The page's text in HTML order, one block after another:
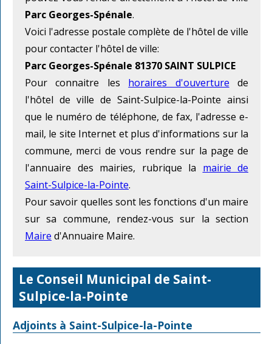
Parc Georges-Spénale.
Voici l'adresse postale complète de l'hôtel de ville
pour contacter l'hôtel de ville:
Parc Georges-Spénale 81370 SAINT SULPICE
Pour connaitre les horaires d'ouverture de
l'hôtel de ville de Saint-Sulpice-la-Pointe ainsi
que le numéro de téléphone, de fax, l'adresse e-
mail, le site Internet et plus d'informations sur la
commune, merci de vous rendre sur la page de
l'annuaire des mairies, rubrique la mairie de
Saint-Sulpice-la-Pointe.
Pour savoir quelles sont les fonctions d'un maire
sur sa commune, rendez-vous sur la section
Maire d'Annuaire Maire.
Le Conseil Municipal de Saint-
Sulpice-la-Pointe
Adjoints à Saint-Sulpice-la-Pointe